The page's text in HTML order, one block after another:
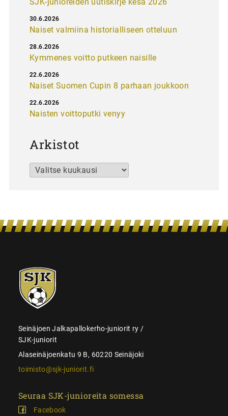
Naiset valmiina historialliseen otteluun
30.6.2026
Kymmenes voitto putkeen naisille
28.6.2026
Naiset Suomen Cupin 8 parhaan joukkoon
22.6.2026
Naisten voittoputki venyy
22.6.2026
Arkistot
Arkistot
SJK-
juniorit
Seinäjoen Jalkapallokerho-juniorit ry /
SJK-juniorit
Alaseinäjoenkatu 9 B, 60220 Seinäjoki
toimisto@sjk-juniorit.fi
Seuraa SJK-junioreita somessa
Facebook